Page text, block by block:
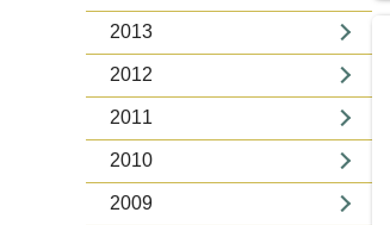
2013
2012
2011
2010
2009